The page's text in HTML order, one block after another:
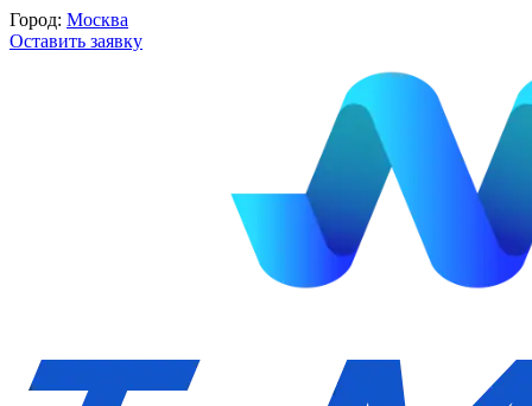
Город: Москва
Оставить заявку